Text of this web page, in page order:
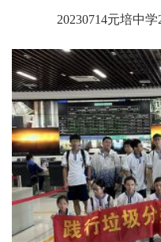
20230714元培中